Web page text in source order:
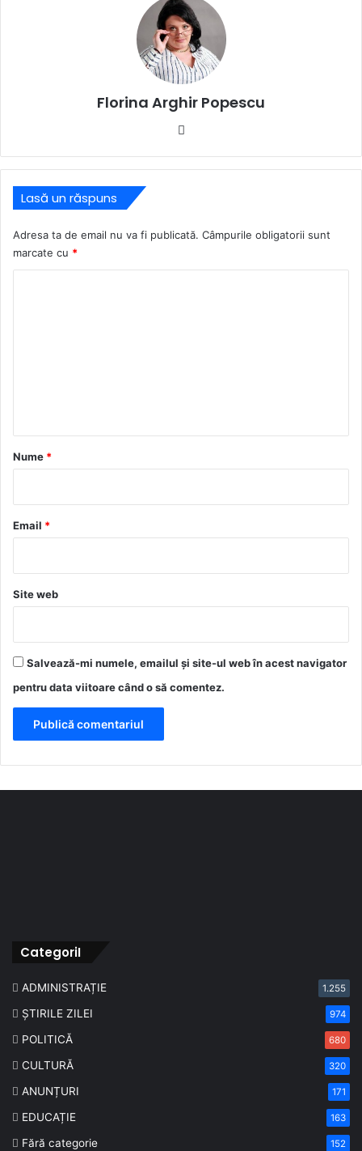
Florina Arghir Popescu
Lasă un răspuns
Adresa ta de email nu va fi publicată. Câmpurile obligatorii sunt
marcate cu *
r
*
Nume *
Email *
Site web
Salvează-mi numele, emailul și site-ul web în acest navigator
pentru data viitoare când o să comentez.
CategoriI
ADMINISTRAȚIE 1.255
ȘTIRILE ZILEI 974
POLITICĂ 680
CULTURĂ 320
ANUNȚURI 171
EDUCAȚIE 163
Fără categorie 152